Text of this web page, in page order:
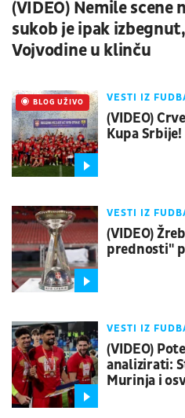
(VIDEO) Nemile scene
sukob je ipak
Vojvodine u klinču
VESTI IZ
(VIDEO)
Kupa Srbije!
UŽIVO
BLOG UŽIVO
VESTI IZ
(VIDEO)
prednosti"
VESTI IZ
(VIDEO)
analizirati:
Murinja i